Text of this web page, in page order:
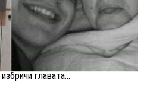
главата...